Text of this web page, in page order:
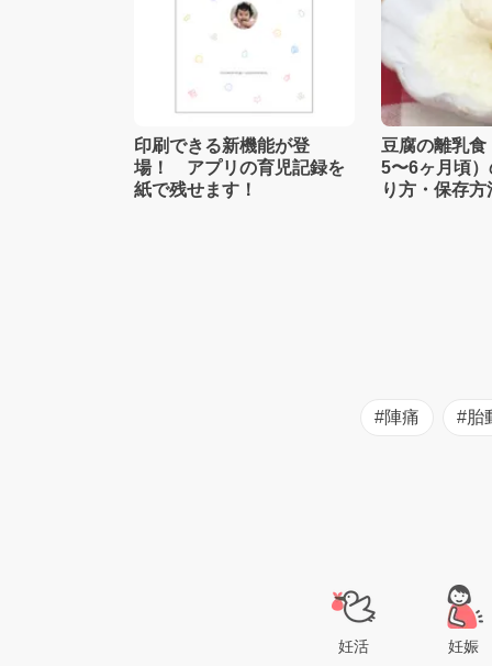
印刷できる新機能が登
場！ アプリの育児記録を
紙で残せます！
豆腐の離乳
5〜6ヶ月頃
り方・保存
#陣痛 #胎
妊活 妊娠